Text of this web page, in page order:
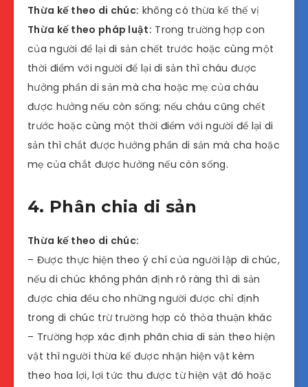
Thừa kế theo di chúc: không có thừa kế thế vị
Thừa kế theo pháp luật: Trong trường hợp con
của người để lại di sản chết trước hoặc cùng một
thời điểm với người để lại di sản thì cháu được
hưởng phần di sản mà cha hoặc mẹ của cháu
được hưởng nếu còn sống; nếu cháu cũng chết
trước hoặc cùng một thời điểm với người để lại di
sản thì chắt được hưởng phần di sản mà cha hoặc
mẹ của chắt được hưởng nếu còn sống.
4. Phân chia di sản
Thừa kế theo di chúc:
– Được thực hiện theo ý chí của người lập di chúc,
nếu di chúc không phân định rõ ràng thì di sản
được chia đều cho những người được chỉ định
trong di chúc trừ trường hợp có thỏa thuận khác
– Trường hợp xác định phân chia di sản theo hiện
vật thì người thừa kế được nhận hiện vật kèm
theo hoa lợi, lợi tức thu được từ hiện vật đó hoặc